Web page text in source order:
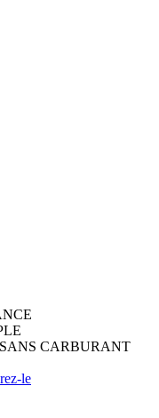
CARBURANT
le